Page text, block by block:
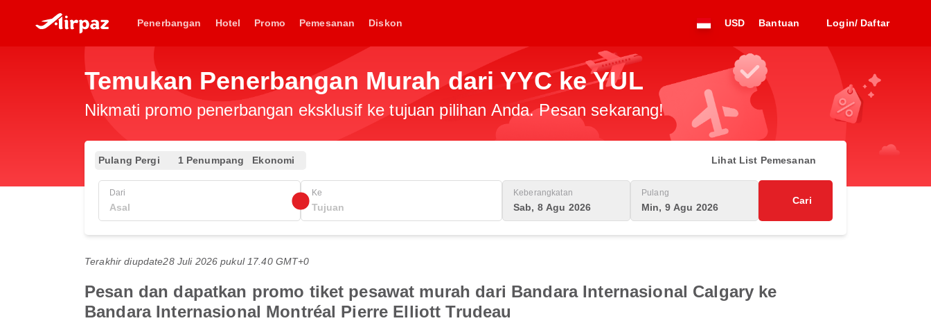
Penerbangan Hotel Promo Pemesanan Diskon USD Bantuan Login/ Daftar
Temukan Penerbangan Murah dari YYC ke YUL
Nikmati promo penerbangan eksklusif ke tujuan pilihan Anda. Pesan sekarang!
Pulang Pergi 1 Penumpang Ekonomi Lihat List Pemesanan
Dari Ke Keberangkatan
Sab, 8 Agu 2026
Pulang
Min, 9 Agu 2026
Cari
Terakhir diupdate28 Juli 2026 pukul 17.40 GMT+0
Pesan dan dapatkan promo tiket pesawat murah dari Bandara Internasional Calgary ke
Bandara Internasional Montréal Pierre Elliott Trudeau